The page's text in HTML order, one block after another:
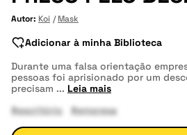
Autor: Koi Mask
Adicionar à minha Biblioteca
Durante uma falsa orientação
pessoas foi aprisionado por um
precisam ... Leia mais
#escritório
#empresa